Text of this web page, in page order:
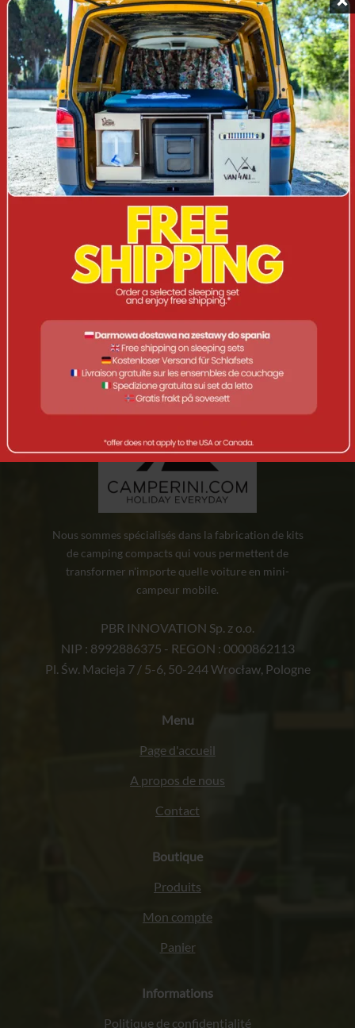
CAMPERINI
ACCESSOIRES
CAMPERBOX
KOMBI/ST
SUV
TOUT-TERRAIN/4X4
VAN
Aucun produit ne correspond à votre sélection.
Nous sommes spécialisés dans la fabrication de kits
de camping compacts qui vous permettent de
transformer n'importe quelle voiture en mini-
campeur mobile.
PBR INNOVATION Sp. z o.o.
NIP : 8992886375 - REGON : 0000862113
Pl. Św. Macieja 7 / 5-6, 50-244 Wrocław, Pologne
Menu
Page d'accueil
A propos de nous
Contact
Boutique
Produits
Mon compte
Panier
Informations
Politique de confidentialité